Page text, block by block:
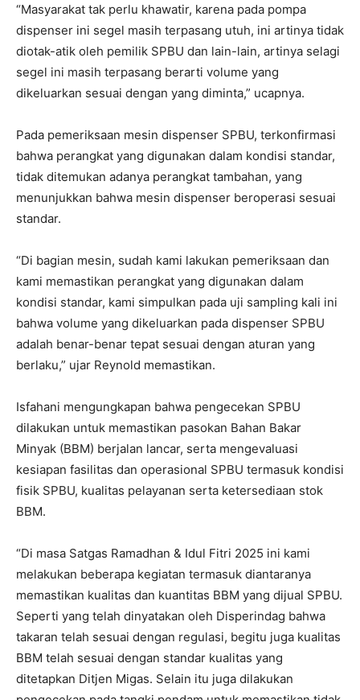
“Masyarakat tak perlu khawatir, karena pada pompa
dispenser ini segel masih terpasang utuh, ini artinya tidak
diotak-atik oleh pemilik SPBU dan lain-lain, artinya selagi
segel ini masih terpasang berarti volume yang
dikeluarkan sesuai dengan yang diminta,” ucapnya.
Pada pemeriksaan mesin dispenser SPBU, terkonfirmasi
bahwa perangkat yang digunakan dalam kondisi standar,
tidak ditemukan adanya perangkat tambahan, yang
menunjukkan bahwa mesin dispenser beroperasi sesuai
standar.
“Di bagian mesin, sudah kami lakukan pemeriksaan dan
kami memastikan perangkat yang digunakan dalam
kondisi standar, kami simpulkan pada uji sampling kali ini
bahwa volume yang dikeluarkan pada dispenser SPBU
adalah benar-benar tepat sesuai dengan aturan yang
berlaku,” ujar Reynold memastikan.
Isfahani mengungkapan bahwa pengecekan SPBU
dilakukan untuk memastikan pasokan Bahan Bakar
Minyak (BBM) berjalan lancar, serta mengevaluasi
kesiapan fasilitas dan operasional SPBU termasuk kondisi
fisik SPBU, kualitas pelayanan serta ketersediaan stok
BBM.
“Di masa Satgas Ramadhan & Idul Fitri 2025 ini kami
melakukan beberapa kegiatan termasuk diantaranya
memastikan kualitas dan kuantitas BBM yang dijual SPBU.
Seperti yang telah dinyatakan oleh Disperindag bahwa
takaran telah sesuai dengan regulasi, begitu juga kualitas
BBM telah sesuai dengan standar kualitas yang
ditetapkan Ditjen Migas. Selain itu juga dilakukan